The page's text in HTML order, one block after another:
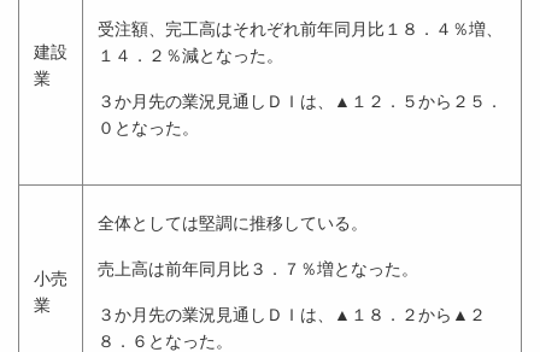
建設
業
受注額、完工高はそれぞれ前年同月比１８．４％増、
１４．２％減となった。
３か月先の業況見通しＤＩは、▲１２．５から２５．
０となった。
小売
業
全体としては堅調に推移している。
売上高は前年同月比３．７％増となった。
３か月先の業況見通しＤＩは、▲１８．２から▲２
８．６となった。